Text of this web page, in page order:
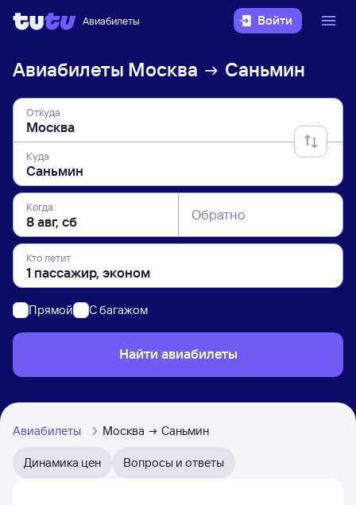
Авиабилеты Войти
Авиабилеты Москва Саньмин
Откуда
Куда
Когда Обратно
Кто летит
Прямой C багажом
Найти авиабилеты
Авиабилеты Москва Саньмин
Динамика цен Вопросы и ответы